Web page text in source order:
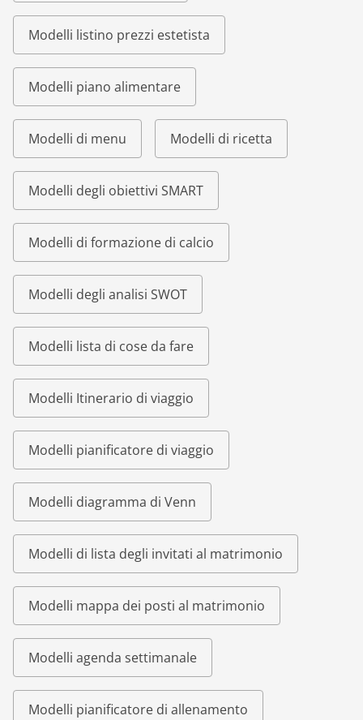
Modelli listino prezzi estetista
Modelli piano alimentare
Modelli di menu Modelli di ricetta
Modelli degli obiettivi SMART
Modelli di formazione di calcio
Modelli degli analisi SWOT
Modelli lista di cose da fare
Modelli Itinerario di viaggio
Modelli pianificatore di viaggio
Modelli diagramma di Venn
Modelli di lista degli invitati al matrimonio
Modelli mappa dei posti al matrimonio
Modelli agenda settimanale
Modelli pianificatore di allenamento